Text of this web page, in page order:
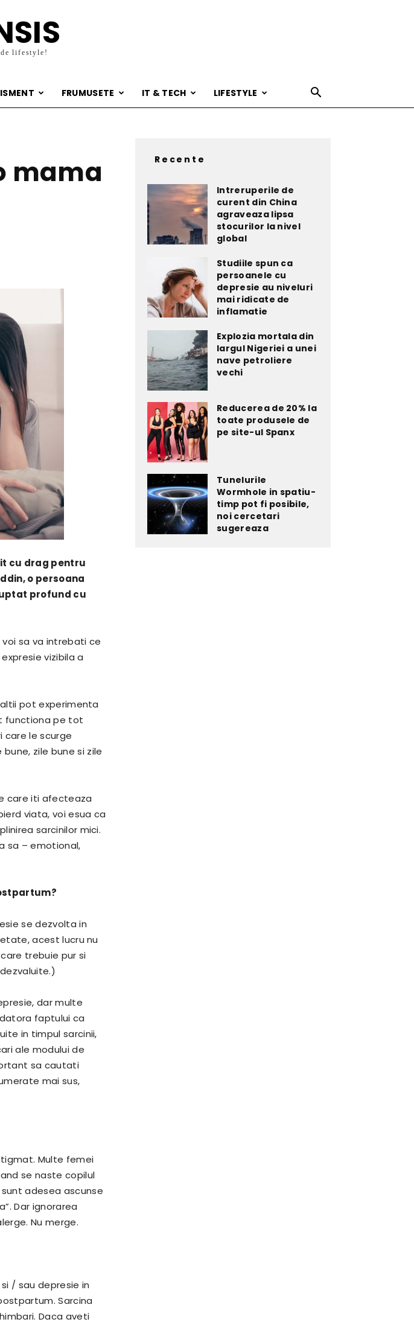
lifestyle!
FRUMUSETE IT & TECH LIFESTYLE
mama
cu drag pentru
o persoana
profund cu
sa va intrebati ce
vizibila a
pot experimenta
functiona pe tot
care le scurge
zile bune si zile
care iti afecteaza
viata, voi esua ca
sarcinilor mici.
sa – emotional,
se dezvolta in
acest lucru nu
trebuie pur si
dar multe
faptului ca
in timpul sarcinii,
ale modului de
sa cautati
mai sus,
Multe femei
se naste copilul
adesea ascunse
Dar ignorarea
Nu merge.
/ sau depresie in
Sarcina
Daca aveti
Recente
Intreruperile de
curent din China
agraveaza lipsa
stocurilor la nivel
global
Studiile spun ca
persoanele cu
depresie au niveluri
mai ridicate de
inflamatie
Explozia mortala din
largul Nigeriei a unei
nave petroliere
vechi
Reducerea de 20% la
toate produsele de
pe site-ul Spanx
Tunelurile
Wormhole in spatiu-
timp pot fi posibile,
noi cercetari
sugereaza